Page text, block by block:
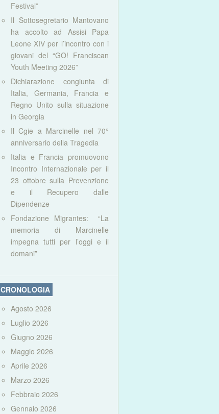
Festival”
Il Sottosegretario Mantovano
ha accolto ad Assisi Papa
Leone XIV per l’incontro con i
giovani del “GO! Franciscan
Youth Meeting 2026”
Dichiarazione congiunta di
Italia, Germania, Francia e
Regno Unito sulla situazione
in Georgia
Il Cgie a Marcinelle nel 70°
anniversario della Tragedia
Italia e Francia promuovono
Incontro Internazionale per il
23 ottobre sulla Prevenzione
e il Recupero dalle
Dipendenze
Fondazione Migrantes: “La
memoria di Marcinelle
impegna tutti per l’oggi e il
domani”
CRONOLOGIA
Agosto 2026
Luglio 2026
Giugno 2026
Maggio 2026
Aprile 2026
Marzo 2026
Febbraio 2026
Gennaio 2026